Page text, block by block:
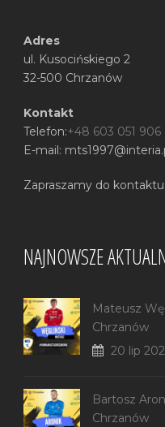
Adres
ul. Kusocińskiego 2
32-500 Chrzanów
Kontakt
Telefon:+48 603 051 906
E-mail:
Zapraszamy do kontaktu
NAJNOWSZE
Mateusz
Chrzanów
20 lip
Bartosz
Chrzanów